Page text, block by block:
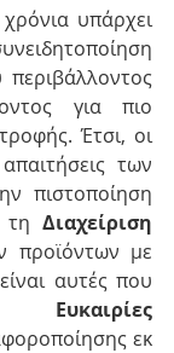
υπάρχει
για πιο
Έτσι, οι
των
πιστοποίηση
τη Διαχείριση
με
αυτές που
Ευκαιρίες
εκ